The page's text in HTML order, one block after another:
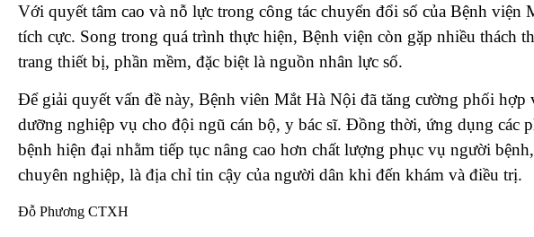
Với quyết tâm cao và nỗ lực trong công tác chuyển đổi số của Bệnh viện
tích cực. Song trong quá trình thực hiện, Bệnh viện còn gặp nhiều thách
trang thiết bị, phần mềm, đặc biệt là nguồn nhân lực số.
Để giải quyết vấn đề này, Bệnh viên Mắt Hà Nội đã tăng cường phối
dưỡng nghiệp vụ cho đội ngũ cán bộ, y bác sĩ. Đồng thời, ứng dụng các
bệnh hiện đại nhằm tiếp tục nâng cao hơn chất lượng phục vụ người
chuyên nghiệp, là địa chỉ tin cậy của người dân khi đến khám và điều trị.
Đỗ Phương CTXH